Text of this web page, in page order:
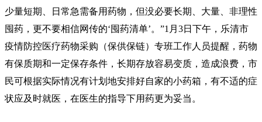
少量短期、日常急需备用药物，但没必要长期、大量、非理性
囤药，更不要相信网传的‘囤药清单’。”1月3日下午，乐清市
疫情防控医疗药物采购（保供保链）专班工作人员提醒，药物
有保质期和一定保存条件，长期存放容易变质，造成浪费，市
民可根据实际情况有计划地安排好自家的小药箱，有不适的症
状应及时就医，在医生的指导下用药更为妥当。